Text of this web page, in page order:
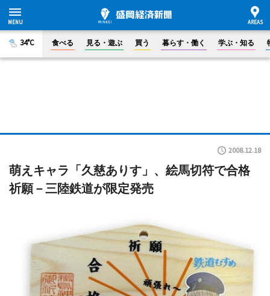
34°C 食べる 見る・遊ぶ 買う 暮らす・働く 学ぶ・知る
2008.12.18
萌えキャラ「久慈ありす」、絵馬切符で合格
祈願－三陸鉄道が限定発売